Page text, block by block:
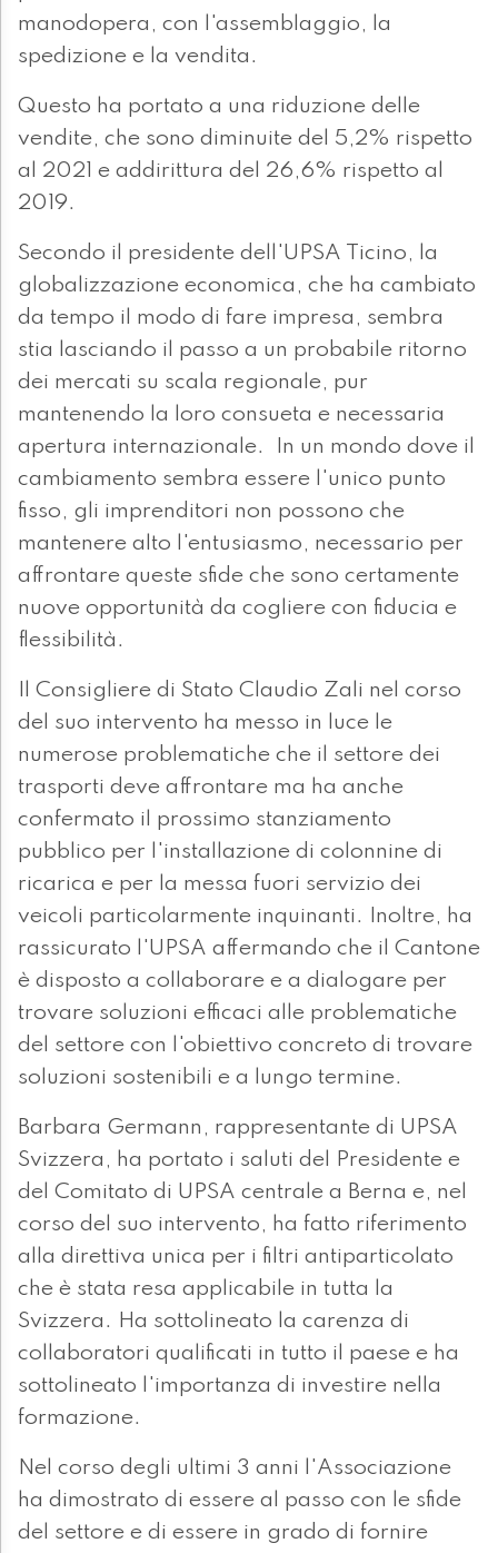
manodopera, con l'assemblaggio, la
spedizione e la vendita.
Questo ha portato a una riduzione delle
vendite, che sono diminuite del 5,2% rispetto
al 2021 e addirittura del 26,6% rispetto al
2019.
Secondo il presidente dell'UPSA Ticino, la
globalizzazione economica, che ha cambiato
da tempo il modo di fare impresa, sembra
stia lasciando il passo a un probabile ritorno
dei mercati su scala regionale, pur
mantenendo la loro consueta e necessaria
apertura internazionale. In un mondo dove il
cambiamento sembra essere l'unico punto
fisso, gli imprenditori non possono che
mantenere alto l'entusiasmo, necessario per
affrontare queste sfide che sono certamente
nuove opportunità da cogliere con fiducia e
flessibilità.
Il Consigliere di Stato Claudio Zali nel corso
del suo intervento ha messo in luce le
numerose problematiche che il settore dei
trasporti deve affrontare ma ha anche
confermato il prossimo stanziamento
pubblico per l'installazione di colonnine di
ricarica e per la messa fuori servizio dei
veicoli particolarmente inquinanti. Inoltre, ha
rassicurato l'UPSA affermando che il Cantone
è disposto a collaborare e a dialogare per
trovare soluzioni efficaci alle problematiche
del settore con l'obiettivo concreto di trovare
soluzioni sostenibili e a lungo termine.
Barbara Germann, rappresentante di UPSA
Svizzera, ha portato i saluti del Presidente e
del Comitato di UPSA centrale a Berna e, nel
corso del suo intervento, ha fatto riferimento
alla direttiva unica per i filtri antiparticolato
che è stata resa applicabile in tutta la
Svizzera. Ha sottolineato la carenza di
collaboratori qualificati in tutto il paese e ha
sottolineato l'importanza di investire nella
formazione.
Nel corso degli ultimi 3 anni l'Associazione
ha dimostrato di essere al passo con le sfide
del settore e di essere in grado di fornire